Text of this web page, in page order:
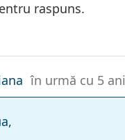
raspuns.
în urmă cu 5 ani